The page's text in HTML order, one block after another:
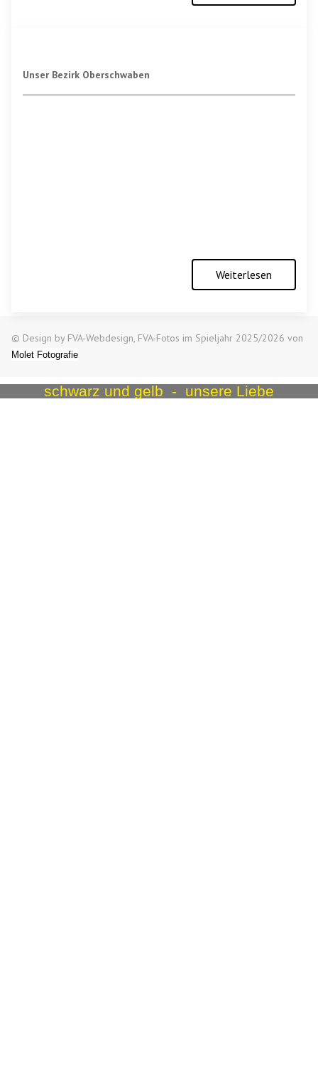
Unser Bezirk Oberschwaben
Weiterlesen
© Design by FVA-Webdesign, FVA-Fotos im Spieljahr 2025/2026 von
Molet Fotografie
schwarz und gelb - unsere Liebe